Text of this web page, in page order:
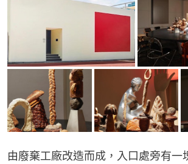
由廢棄工廠改造而成，入口處旁有一